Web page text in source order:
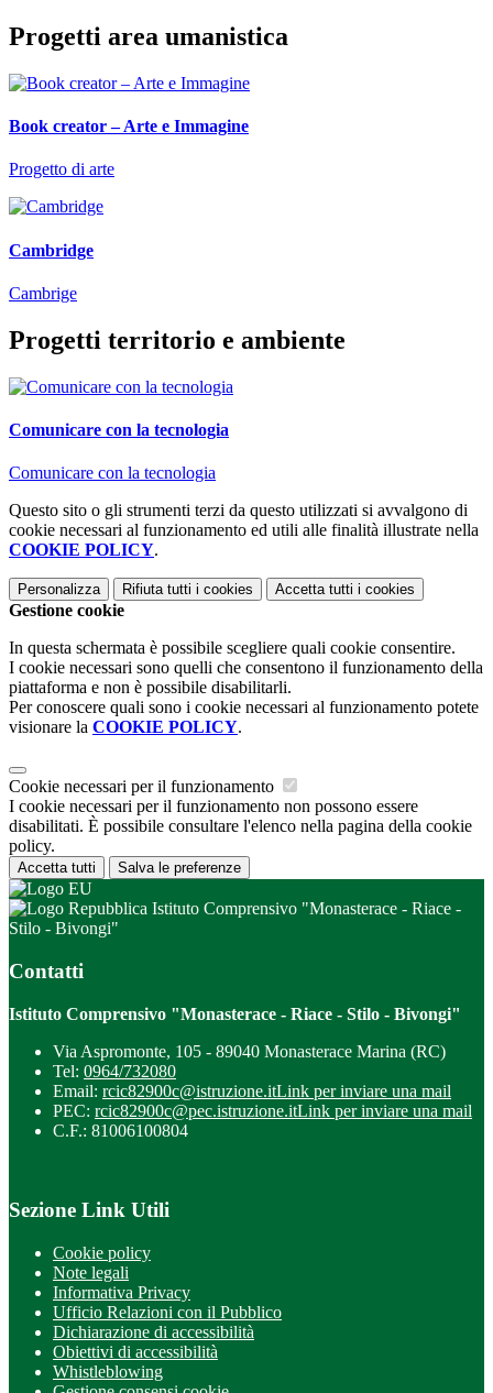
Progetti area umanistica
Book creator – Arte e Immagine
Progetto di arte
Cambridge
Cambrige
Progetti territorio e ambiente
Comunicare con la tecnologia
Comunicare con la tecnologia
Questo sito o gli strumenti terzi da questo utilizzati si avvalgono di
cookie necessari al funzionamento ed utili alle finalità illustrate nella
COOKIE POLICY.
Personalizza Rifiuta tutti i cookies Accetta tutti i cookies
Gestione cookie
In questa schermata è possibile scegliere quali cookie consentire.
I cookie necessari sono quelli che consentono il funzionamento della
piattaforma e non è possibile disabilitarli.
Per conoscere quali sono i cookie necessari al funzionamento potete
visionare la COOKIE POLICY.
Cookie necessari per il funzionamento
I cookie necessari per il funzionamento non possono essere
disabilitati. È possibile consultare l'elenco nella pagina della cookie
policy.
Accetta tutti Salva le preferenze
Istituto Comprensivo "Monasterace - Riace -
Stilo - Bivongi"
Contatti
Istituto Comprensivo "Monasterace - Riace - Stilo - Bivongi"
Via Aspromonte, 105 - 89040 Monasterace Marina (RC)
Tel: 0964/732080
Email: rcic82900c@istruzione.itLink per inviare una mail
PEC: rcic82900c@pec.istruzione.itLink per inviare una mail
C.F.: 81006100804
Sezione Link Utili
Cookie policy
Note legali
Informativa Privacy
Ufficio Relazioni con il Pubblico
Dichiarazione di accessibilità
Obiettivi di accessibilità
Whistleblowing